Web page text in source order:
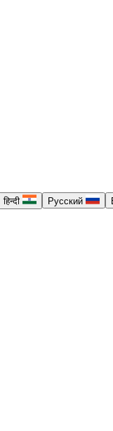
Русский
हिन्दी